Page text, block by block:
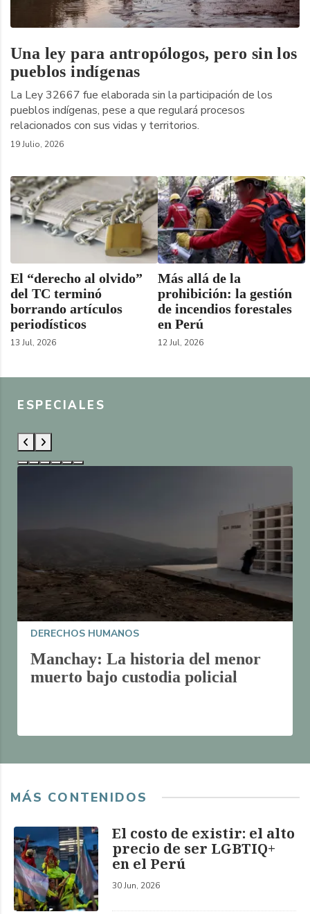
Una ley para antropólogos, pero sin los
pueblos indígenas
La Ley 32667 fue elaborada sin la participación de los
pueblos indígenas, pese a que regulará procesos
relacionados con sus vidas y territorios.
19 Julio, 2026
El “derecho al olvido”
del TC terminó
borrando artículos
periodísticos
13 Jul, 2026
Más allá de la
prohibición: la gestión
de incendios forestales
en Perú
12 Jul, 2026
ESPECIALES
DERECHOS HUMANOS
Manchay: La historia del menor
muerto bajo custodia policial
MÁS CONTENIDOS
El costo de existir: el alto
precio de ser LGBTIQ+
en el Perú
30 Jun, 2026